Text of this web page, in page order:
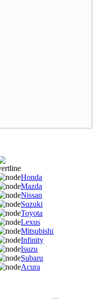
Honda
Mazda
Nissan
Suzuki
Toyota
Lexus
Mitsubishi
Infinity
Isuzu
Subaru
Acura